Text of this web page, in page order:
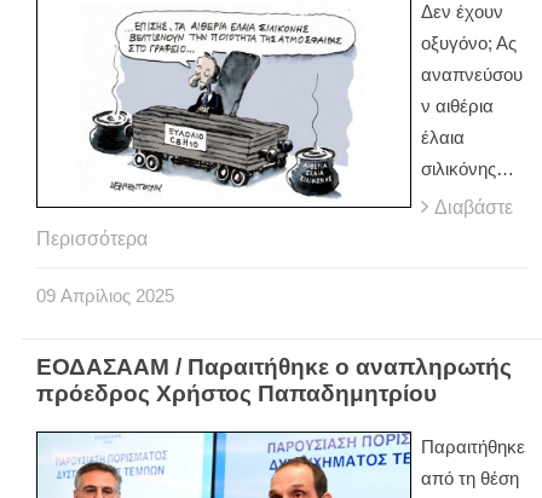
Δεν έχουν
οξυγόνο; Ας
αναπνεύσου
ν αιθέρια
έλαια
σιλικόνης…
Διαβάστε
Περισσότερα
09 Απρίλιος 2025
ΕΟΔΑΣΑΑΜ / Παραιτήθηκε ο αναπληρωτής
πρόεδρος Χρήστος Παπαδημητρίου
Παραιτήθηκε
από τη θέση